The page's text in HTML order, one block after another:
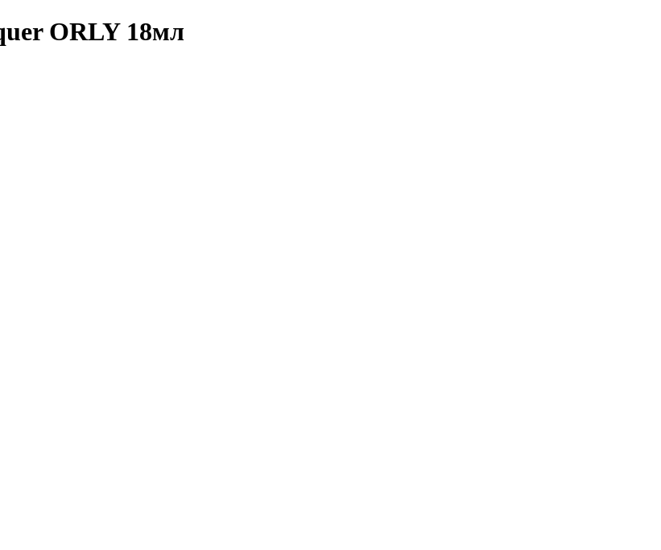
ORLY 18мл